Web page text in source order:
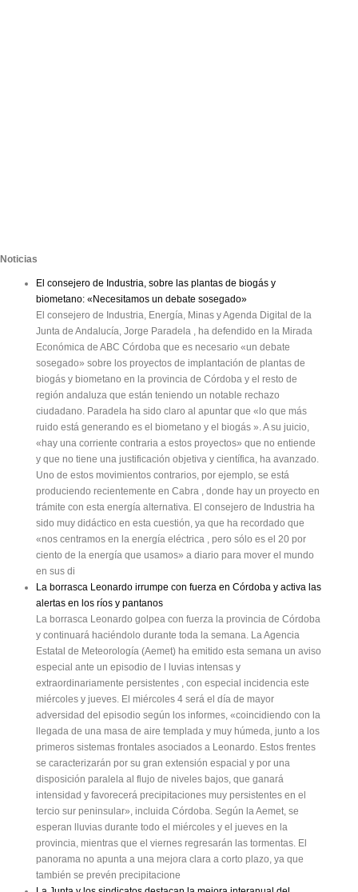
Noticias
El consejero de Industria, sobre las plantas de biogás y
biometano: «Necesitamos un debate sosegado»
El consejero de Industria, Energía, Minas y Agenda Digital de la
Junta de Andalucía, Jorge Paradela , ha defendido en la Mirada
Económica de ABC Córdoba que es necesario «un debate
sosegado» sobre los proyectos de implantación de plantas de
biogás y biometano en la provincia de Córdoba y el resto de
región andaluza que están teniendo un notable rechazo
ciudadano. Paradela ha sido claro al apuntar que «lo que más
ruido está generando es el biometano y el biogás ». A su juicio,
«hay una corriente contraria a estos proyectos» que no entiende
y que no tiene una justificación objetiva y científica, ha avanzado.
Uno de estos movimientos contrarios, por ejemplo, se está
produciendo recientemente en Cabra , donde hay un proyecto en
trámite con esta energía alternativa. El consejero de Industria ha
sido muy didáctico en esta cuestión, ya que ha recordado que
«nos centramos en la energía eléctrica , pero sólo es el 20 por
ciento de la energía que usamos» a diario para mover el mundo
en sus di
La borrasca Leonardo irrumpe con fuerza en Córdoba y activa las
alertas en los ríos y pantanos
La borrasca Leonardo golpea con fuerza la provincia de Córdoba
y continuará haciéndolo durante toda la semana. La Agencia
Estatal de Meteorología (Aemet) ha emitido esta semana un aviso
especial ante un episodio de l luvias intensas y
extraordinariamente persistentes , con especial incidencia este
miércoles y jueves. El miércoles 4 será el día de mayor
adversidad del episodio según los informes, «coincidiendo con la
llegada de una masa de aire templada y muy húmeda, junto a los
primeros sistemas frontales asociados a Leonardo. Estos frentes
se caracterizarán por su gran extensión espacial y por una
disposición paralela al flujo de niveles bajos, que ganará
intensidad y favorecerá precipitaciones muy persistentes en el
tercio sur peninsular», incluida Córdoba. Según la Aemet, se
esperan lluvias durante todo el miércoles y el jueves en la
provincia, mientras que el viernes regresarán las tormentas. El
panorama no apunta a una mejora clara a corto plazo, ya que
también se prevén precipitacione